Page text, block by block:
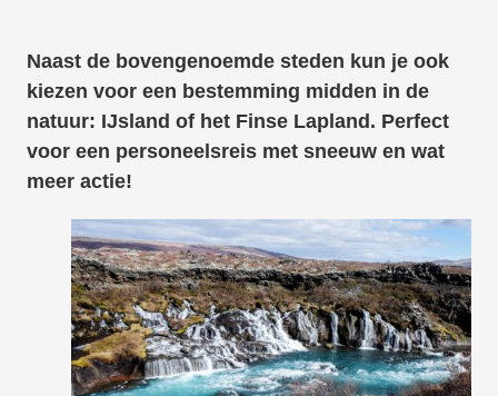
Naast de bovengenoemde steden kun je ook
kiezen voor een bestemming midden in de
natuur: IJsland of het Finse Lapland. Perfect
voor een personeelsreis met sneeuw en wat
meer actie!